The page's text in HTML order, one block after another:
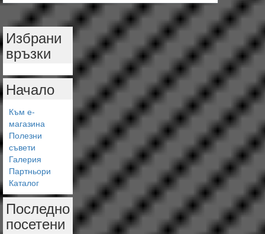
Избрани
връзки
Начало
Към е-
магазина
Полезни
съвети
Галерия
Партньори
Каталог
Последно
посетени